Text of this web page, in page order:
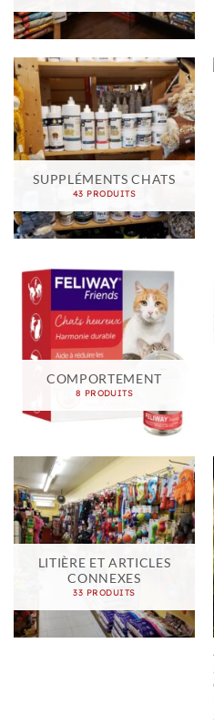
SUPPLÉMENTS CHATS
43 PRODUITS
COMPORTEMENT
8 PRODUITS
LITIÈRE ET ARTICLES
CONNEXES
33 PRODUITS